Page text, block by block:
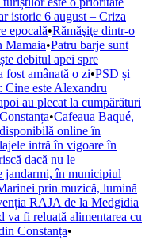
istoric 6 august – Criza
epocală•Rămăşiţe dintr-o
Mamaia•Patru barje sunt
debitul apei spre
fost amânată o zi•PSD și
Cine este Alexandru
au plecat la cumpărături
•Cafeaua Baqué,
online în
intră în vigoare în
dacă nu le
jandarmi, în municipiul
prin muzică, lumină
RAJA de la Medgidia
va fi reluată alimentarea cu
Constanța•